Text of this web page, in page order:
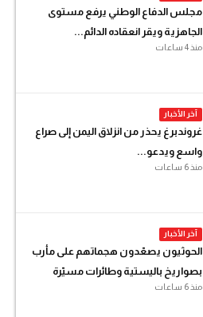
مجلس الدفاع الوطني يرفع مستوى
الجاهزية ويقر انعقاده الدائم...
منذ 4 ساعات
آخر الأخبار
غروندبرغ يحذر من انزلاق اليمن إلى صراع
واسع ويدعو...
منذ 6 ساعات
آخر الأخبار
الحوثيون يصعّدون هجماتهم على مأرب
بصواريخ باليستية وطائرات مسيّرة
منذ 6 ساعات